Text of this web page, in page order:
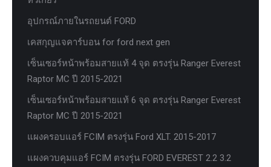
อุปกรณ์ภายในรถยนต์ FORD
เคสกุญแจคาร์บอน for ford next gen
เซ็นเซอร์หน้าพร้อมสายแท้ 4 จุด ตรงรุ่น Ranger Everest
Raptor MC ปี 2015-2021
เซ็นเซอร์หน้าพร้อมสายแท้ 6 จุด ตรงรุ่น Ranger Everest
Raptor MC ปี 2015-2021
แผงครอบแอร์ FCIM ตรงรุ่น Ford XLT. 2015-2017
แผงควบคุมแอร์ FCIM ตรงรุ่น FORD EVEREST 2.2 3.2